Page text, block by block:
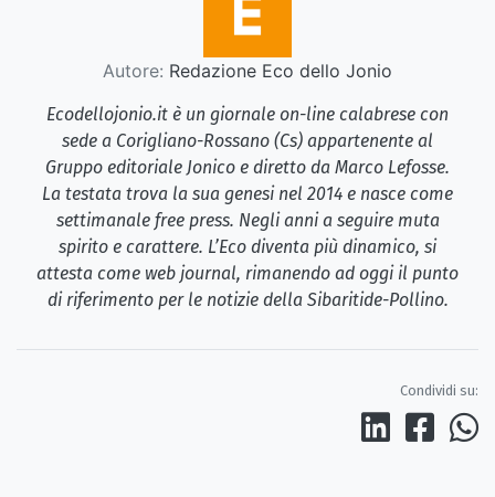
Autore: Redazione Eco dello Jonio
Ecodellojonio.it è un giornale on-line calabrese con
sede a Corigliano-Rossano (Cs) appartenente al
Gruppo editoriale Jonico e diretto da Marco Lefosse.
La testata trova la sua genesi nel 2014 e nasce come
settimanale free press. Negli anni a seguire muta
spirito e carattere. L’Eco diventa più dinamico, si
attesta come web journal, rimanendo ad oggi il punto
di riferimento per le notizie della Sibaritide-Pollino.
Condividi su: